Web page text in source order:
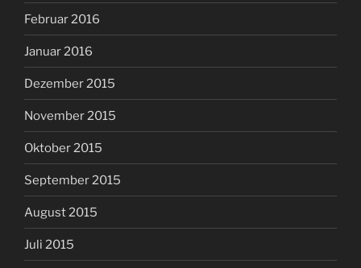
Februar 2016
Januar 2016
Dezember 2015
November 2015
Oktober 2015
September 2015
August 2015
Juli 2015